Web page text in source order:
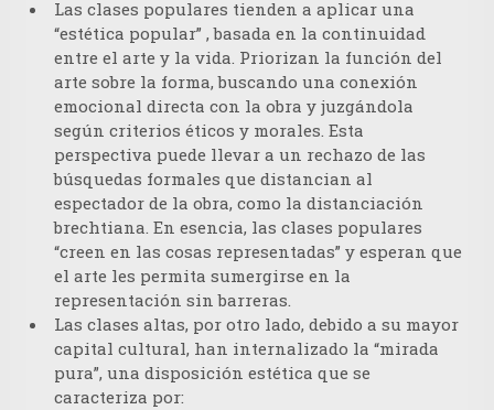
Las clases populares tienden a aplicar una
“estética popular” , basada en la continuidad
entre el arte y la vida. Priorizan la función del
arte sobre la forma, buscando una conexión
emocional directa con la obra y juzgándola
según criterios éticos y morales. Esta
perspectiva puede llevar a un rechazo de las
búsquedas formales que distancian al
espectador de la obra, como la distanciación
brechtiana. En esencia, las clases populares
“creen en las cosas representadas” y esperan que
el arte les permita sumergirse en la
representación sin barreras.
Las clases altas, por otro lado, debido a su mayor
capital cultural, han internalizado la “mirada
pura”, una disposición estética que se
caracteriza por: